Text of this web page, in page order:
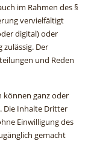
im Rahmen des §
vervielfältigt
digital) oder
Der
und Reden
können ganz oder
Die Inhalte Dritter
Einwilligung des
gemacht